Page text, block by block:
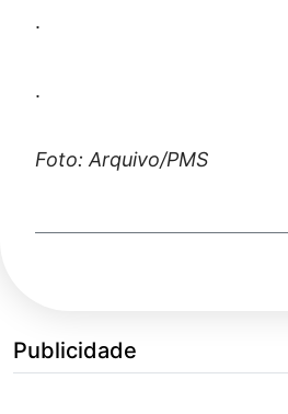
.
.
Foto: Arquivo/PMS
Publicidade